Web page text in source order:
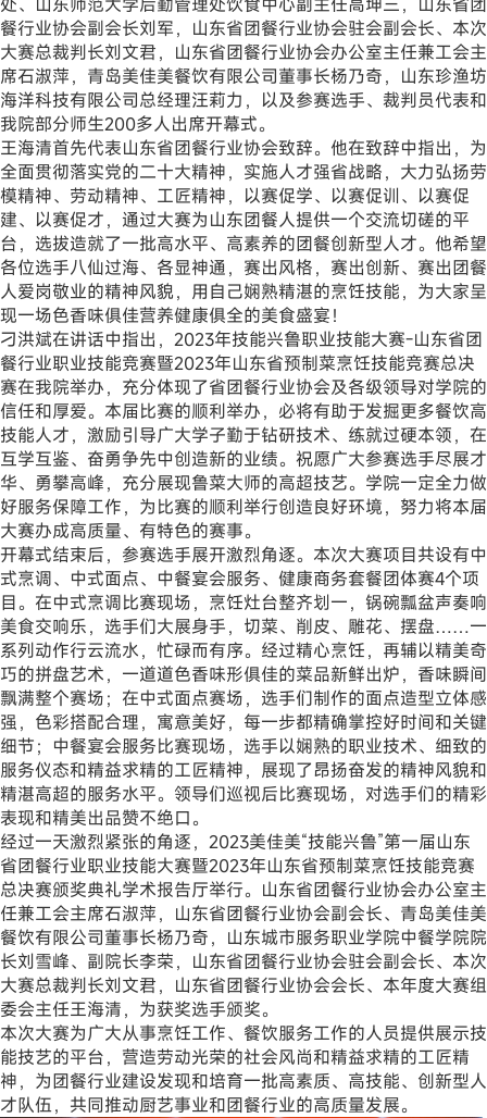
餐行业协会副会长刘军，山东省团餐行业协会驻会副会长、本次
大赛总裁判长刘文君，山东省团餐行业协会办公室主任兼工会主
席石淑萍，青岛美佳美餐饮有限公司董事长杨乃奇，山东珍渔坊
海洋科技有限公司总经理汪莉力，以及参赛选手、裁判员代表和
我院部分师生200多人出席开幕式。
王海清首先代表山东省团餐行业协会致辞。他在致辞中指出，为
全面贯彻落实党的二十大精神，实施人才强省战略，大力弘扬劳
模精神、劳动精神、工匠精神，以赛促学、以赛促训、以赛促
建、以赛促才，通过大赛为山东团餐人提供一个交流切磋的平
台，选拔造就了一批高水平、高素养的团餐创新型人才。他希望
各位选手八仙过海、各显神通，赛出风格，赛出创新、赛出团餐
人爱岗敬业的精神风貌，用自己娴熟精湛的烹饪技能，为大家呈
现一场色香味俱佳营养健康俱全的美食盛宴！
刁洪斌在讲话中指出，2023年技能兴鲁职业技能大赛-山东省团
餐行业职业技能竞赛暨2023年山东省预制菜烹饪技能竞赛总决
赛在我院举办，充分体现了省团餐行业协会及各级领导对学院的
信任和厚爱。本届比赛的顺利举办，必将有助于发掘更多餐饮高
技能人才，激励引导广大学子勤于钻研技术、练就过硬本领，在
互学互鉴、奋勇争先中创造新的业绩。祝愿广大参赛选手尽展才
华、勇攀高峰，充分展现鲁菜大师的高超技艺。学院一定全力做
好服务保障工作，为比赛的顺利举行创造良好环境，努力将本届
大赛办成高质量、有特色的赛事。
开幕式结束后，参赛选手展开激烈角逐。本次大赛项目共设有中
式烹调、中式面点、中餐宴会服务、健康商务套餐团体赛4个项
目。在中式烹调比赛现场，烹饪灶台整齐划一，锅碗瓢盆声奏响
美食交响乐，选手们大展身手，切菜、削皮、雕花、摆盘……一
系列动作行云流水，忙碌而有序。经过精心烹饪，再辅以精美奇
巧的拼盘艺术，一道道色香味形俱佳的菜品新鲜出炉，香味瞬间
飘满整个赛场；在中式面点赛场，选手们制作的面点造型立体感
强，色彩搭配合理，寓意美好，每一步都精确掌控好时间和关键
细节；中餐宴会服务比赛现场，选手以娴熟的职业技术、细致的
服务仪态和精益求精的工匠精神，展现了昂扬奋发的精神风貌和
精湛高超的服务水平。领导们巡视后比赛现场，对选手们的精彩
表现和精美出品赞不绝口。
经过一天激烈紧张的角逐，2023美佳美“技能兴鲁”第一届山东
省团餐行业职业技能大赛暨2023年山东省预制菜烹饪技能竞赛
总决赛颁奖典礼学术报告厅举行。山东省团餐行业协会办公室主
任兼工会主席石淑萍，山东省团餐行业协会副会长、青岛美佳美
餐饮有限公司董事长杨乃奇，山东城市服务职业学院中餐学院院
长刘雪峰、副院长李荣，山东省团餐行业协会驻会副会长、本次
大赛总裁判长刘文君，山东省团餐行业协会会长、本年度大赛组
委会主任王海清，为获奖选手颁奖。
本次大赛为广大从事烹饪工作、餐饮服务工作的人员提供展示技
能技艺的平台，营造劳动光荣的社会风尚和精益求精的工匠精
神，为团餐行业建设发现和培育一批高素质、高技能、创新型人
才队伍，共同推动厨艺事业和团餐行业的高质量发展。